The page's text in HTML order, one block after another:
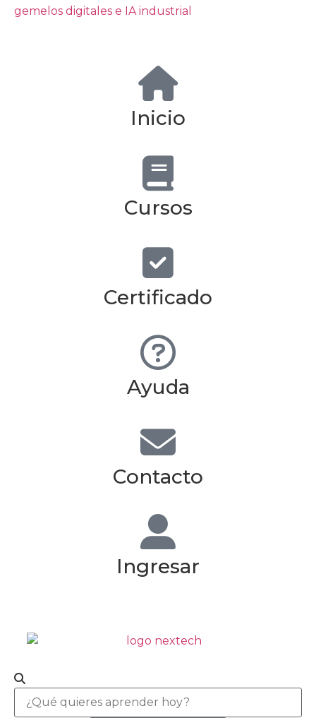
gemelos digitales e IA industrial
Inicio
Cursos
Certificado
Ayuda
Contacto
Ingresar